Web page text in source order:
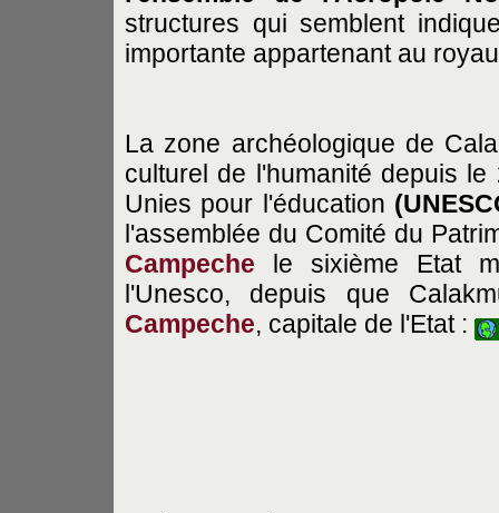
structures qui semblent
importante appartenant au
La zone archéologique de
culturel de l'humanité depuis
Unies pour l'éducation
l'assemblée du Comité du
Campeche le sixième Etat
l'Unesco, depuis que
Campeche, capitale de l'Etat :